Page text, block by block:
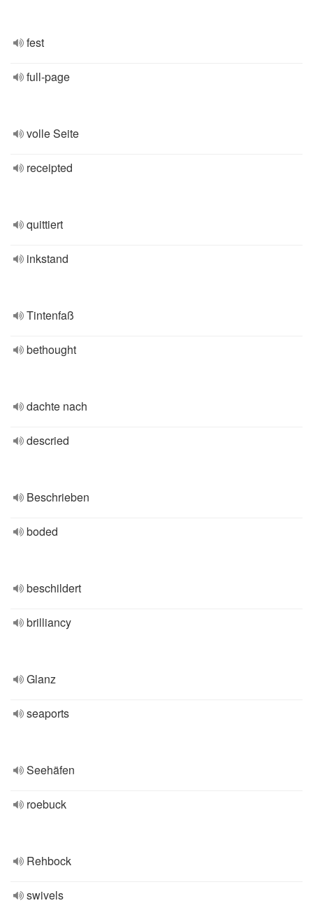
fest
full-page
volle Seite
receipted
quittiert
inkstand
Tintenfaß
bethought
dachte nach
descried
Beschrieben
boded
beschildert
brilliancy
Glanz
seaports
Seehäfen
roebuck
Rehbock
swivels